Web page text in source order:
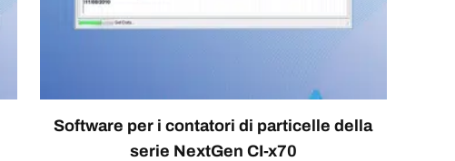
Software per i contatori di particelle della
serie NextGen CI-x70